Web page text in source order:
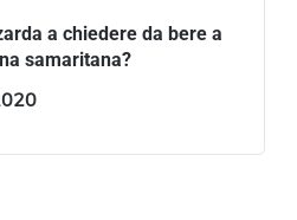
a chiedere da bere a
samaritana?